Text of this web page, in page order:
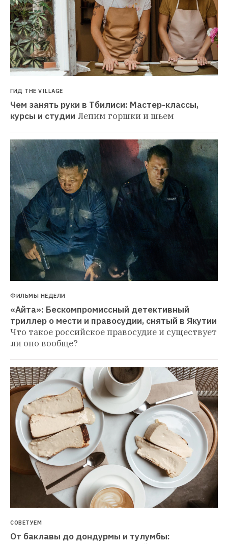
ГИД THE VILLAGE
Чем занять руки в Тбилиси: Мастер-классы,
курсы и студии Лепим горшки и шьем
ФИЛЬМЫ НЕДЕЛИ
«Айта»: Бескомпромиссный детективный
триллер о мести и правосудии, снятый в Якутии
Что такое российское правосудие и существует
ли оно вообще?
СОВЕТУЕМ
От баклавы до дондурмы и тулумбы: